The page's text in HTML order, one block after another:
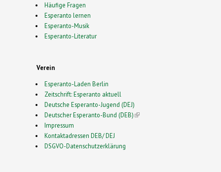
Häufige Fragen
Esperanto lernen
Esperanto-Musik
Esperanto-Literatur
Verein
Esperanto-Laden Berlin
Zeitschrift: Esperanto aktuell
Deutsche Esperanto-Jugend (DEJ)
Deutscher Esperanto-Bund (DEB)(link is external)
Impressum
Kontaktadressen DEB/ DEJ
DSGVO-Datenschutzerklärung